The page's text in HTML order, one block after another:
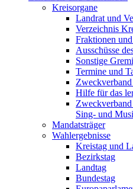
Kreisorgane
Landrat und
Verzeichnis
Fraktionen
Ausschüsse
Sonstige
Termine und
Hilfe für das
Sing- und
Mandatsträger
Wahlergebnisse
Kreistag und
Bezirkstag
Landtag
Bundestag